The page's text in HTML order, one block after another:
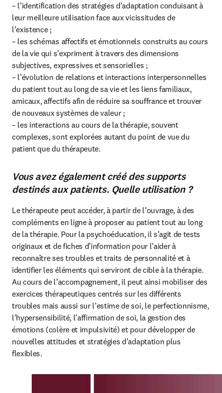
– l’identification des stratégies d’adaptation conduisant à
leur meilleure utilisation face aux vicissitudes de
l’existence ;
– les schémas affectifs et émotionnels construits au cours
de la vie qui s’expriment à travers des dimensions
subjectives, expressives et sensorielles ;
– l’évolution de relations et interactions interpersonnelles
du patient tout au long de sa vie et les liens familiaux,
amicaux, affectifs afin de réduire sa souffrance et trouver
de nouveaux systèmes de valeur ;
– les interactions au cours de la thérapie, souvent
complexes, sont explorées autant du point de vue du
patient que du thérapeute.
Vous avez également créé des supports
destinés aux patients. Quelle utilisation ?
Le thérapeute peut accéder, à partir de l’ouvrage, à des
compléments en ligne à proposer au patient tout au long
de la thérapie. Pour la psychoéducation, il s’agit de tests
originaux et de fiches d’information pour l’aider à
reconnaître ses troubles et traits de personnalité et à
identifier les éléments qui serviront de cible à la thérapie.
Au cours de l’accompagnement, il peut ainsi mobiliser des
exercices thérapeutiques centrés sur les différents
troubles mais aussi sur l’estime de soi, le perfectionnisme,
l’hypersensibilité, l’affirmation de soi, la gestion des
émotions (colère et impulsivité) et pour développer de
nouvelles attitudes et stratégies d’adaptation plus
flexibles.